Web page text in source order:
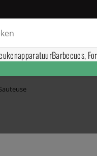
Barbecues,